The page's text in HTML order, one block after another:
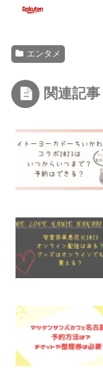
エンタメ
関連記事